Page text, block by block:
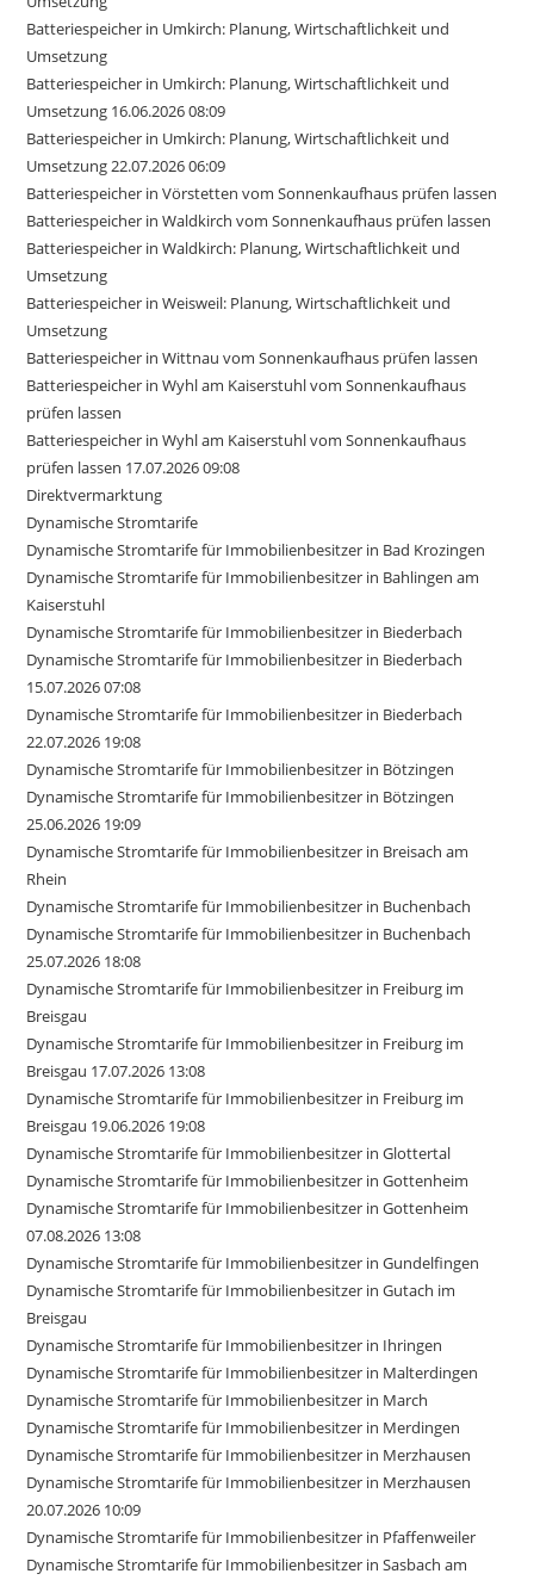
Batteriespeicher in Umkirch: Planung, Wirtschaftlichkeit und
Umsetzung
Batteriespeicher in Umkirch: Planung, Wirtschaftlichkeit und
Umsetzung 16.06.2026 08:09
Batteriespeicher in Umkirch: Planung, Wirtschaftlichkeit und
Umsetzung 22.07.2026 06:09
Batteriespeicher in Vörstetten vom Sonnenkaufhaus prüfen lassen
Batteriespeicher in Waldkirch vom Sonnenkaufhaus prüfen lassen
Batteriespeicher in Waldkirch: Planung, Wirtschaftlichkeit und
Umsetzung
Batteriespeicher in Weisweil: Planung, Wirtschaftlichkeit und
Umsetzung
Batteriespeicher in Wittnau vom Sonnenkaufhaus prüfen lassen
Batteriespeicher in Wyhl am Kaiserstuhl vom Sonnenkaufhaus
prüfen lassen
Batteriespeicher in Wyhl am Kaiserstuhl vom Sonnenkaufhaus
prüfen lassen 17.07.2026 09:08
Direktvermarktung
Dynamische Stromtarife
Dynamische Stromtarife für Immobilienbesitzer in Bad Krozingen
Dynamische Stromtarife für Immobilienbesitzer in Bahlingen am
Kaiserstuhl
Dynamische Stromtarife für Immobilienbesitzer in Biederbach
Dynamische Stromtarife für Immobilienbesitzer in Biederbach
15.07.2026 07:08
Dynamische Stromtarife für Immobilienbesitzer in Biederbach
22.07.2026 19:08
Dynamische Stromtarife für Immobilienbesitzer in Bötzingen
Dynamische Stromtarife für Immobilienbesitzer in Bötzingen
25.06.2026 19:09
Dynamische Stromtarife für Immobilienbesitzer in Breisach am
Rhein
Dynamische Stromtarife für Immobilienbesitzer in Buchenbach
Dynamische Stromtarife für Immobilienbesitzer in Buchenbach
25.07.2026 18:08
Dynamische Stromtarife für Immobilienbesitzer in Freiburg im
Breisgau
Dynamische Stromtarife für Immobilienbesitzer in Freiburg im
Breisgau 17.07.2026 13:08
Dynamische Stromtarife für Immobilienbesitzer in Freiburg im
Breisgau 19.06.2026 19:08
Dynamische Stromtarife für Immobilienbesitzer in Glottertal
Dynamische Stromtarife für Immobilienbesitzer in Gottenheim
Dynamische Stromtarife für Immobilienbesitzer in Gottenheim
07.08.2026 13:08
Dynamische Stromtarife für Immobilienbesitzer in Gundelfingen
Dynamische Stromtarife für Immobilienbesitzer in Gutach im
Breisgau
Dynamische Stromtarife für Immobilienbesitzer in Ihringen
Dynamische Stromtarife für Immobilienbesitzer in Malterdingen
Dynamische Stromtarife für Immobilienbesitzer in March
Dynamische Stromtarife für Immobilienbesitzer in Merdingen
Dynamische Stromtarife für Immobilienbesitzer in Merzhausen
Dynamische Stromtarife für Immobilienbesitzer in Merzhausen
20.07.2026 10:09
Dynamische Stromtarife für Immobilienbesitzer in Pfaffenweiler
Dynamische Stromtarife für Immobilienbesitzer in Sasbach am